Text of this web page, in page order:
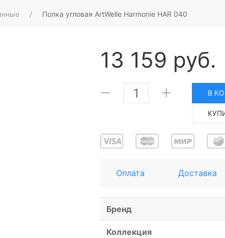
Полка угловая ArtWelle Harmonie HAR 040
13 159 руб.
В
Оплата Доставка
Бренд
Коллекция